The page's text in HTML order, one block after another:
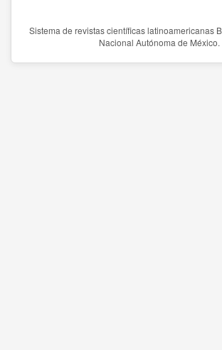
Sistema de revistas científicas latinoamericanas
Nacional Autónoma de México.